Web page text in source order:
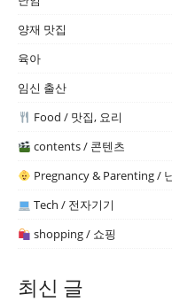
양재 맛집
육아
임신 출산
Food / 맛집, 요리
contents / 콘텐츠
Pregnancy & Parenting /
Tech / 전자기기
shopping / 쇼핑
최신 글